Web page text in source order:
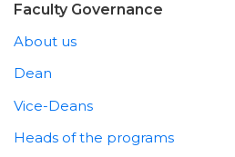
Faculty Governance
About us
Dean
Vice-Deans
Heads of the programs